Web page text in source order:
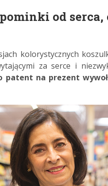
od
kolorystycznych
za serce i
patent na prezent